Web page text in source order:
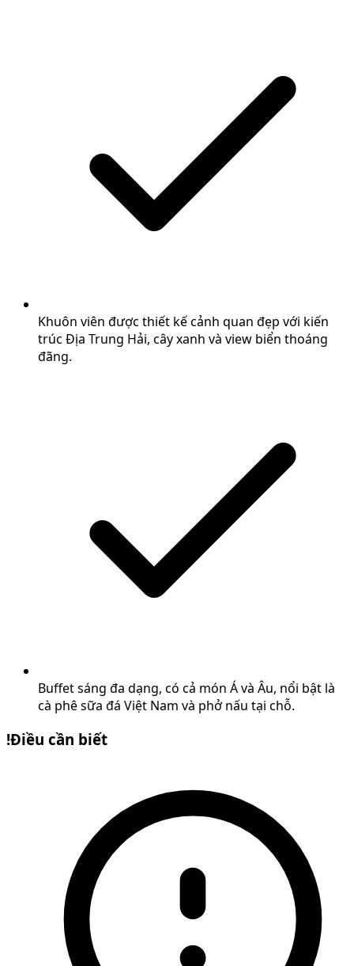
Khuôn viên được thiết kế cảnh quan đẹp với kiến
trúc Địa Trung Hải, cây xanh và view biển thoáng
đãng.
Buffet sáng đa dạng, có cả món Á và Âu, nổi bật là
cà phê sữa đá Việt Nam và phở nấu tại chỗ.
!Điều cần biết